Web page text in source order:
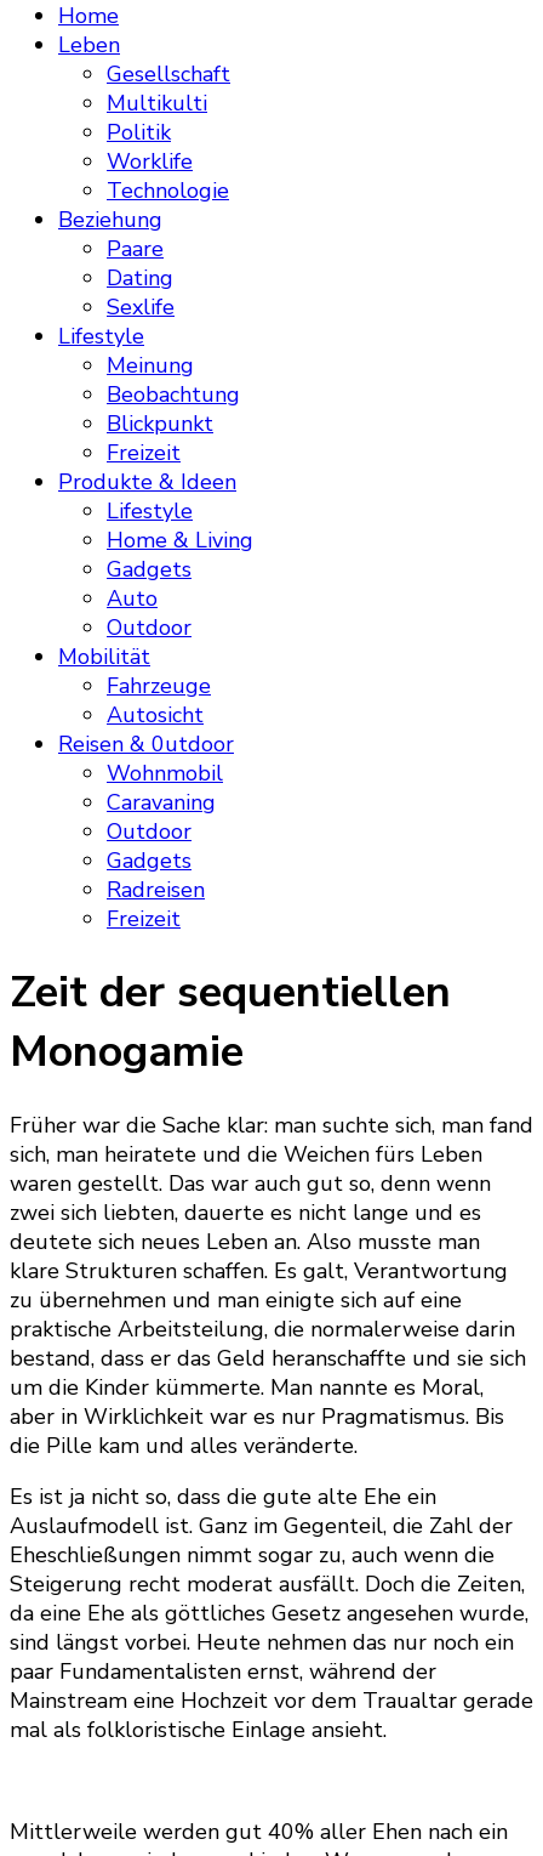
Home
Leben
Gesellschaft
Multikulti
Politik
Worklife
Technologie
Beziehung
Paare
Dating
Sexlife
Lifestyle
Meinung
Beobachtung
Blickpunkt
Freizeit
Produkte & Ideen
Lifestyle
Home & Living
Gadgets
Auto
Outdoor
Mobilität
Fahrzeuge
Autosicht
Reisen & 0utdoor
Wohnmobil
Caravaning
Outdoor
Gadgets
Radreisen
Freizeit
Zeit der sequentiellen
Monogamie
Früher war die Sache klar: man suchte sich, man fand
sich, man heiratete und die Weichen fürs Leben
waren gestellt. Das war auch gut so, denn wenn
zwei sich liebten, dauerte es nicht lange und es
deutete sich neues Leben an. Also musste man
klare Strukturen schaffen. Es galt, Verantwortung
zu übernehmen und man einigte sich auf eine
praktische Arbeitsteilung, die normalerweise darin
bestand, dass er das Geld heranschaffte und sie sich
um die Kinder kümmerte. Man nannte es Moral,
aber in Wirklichkeit war es nur Pragmatismus. Bis
die Pille kam und alles veränderte.
Es ist ja nicht so, dass die gute alte Ehe ein
Auslaufmodell ist. Ganz im Gegenteil, die Zahl der
Eheschließungen nimmt sogar zu, auch wenn die
Steigerung recht moderat ausfällt. Doch die Zeiten,
da eine Ehe als göttliches Gesetz angesehen wurde,
sind längst vorbei. Heute nehmen das nur noch ein
paar Fundamentalisten ernst, während der
Mainstream eine Hochzeit vor dem Traualtar gerade
mal als folkloristische Einlage ansieht.
Mittlerweile werden gut 40% aller Ehen nach ein